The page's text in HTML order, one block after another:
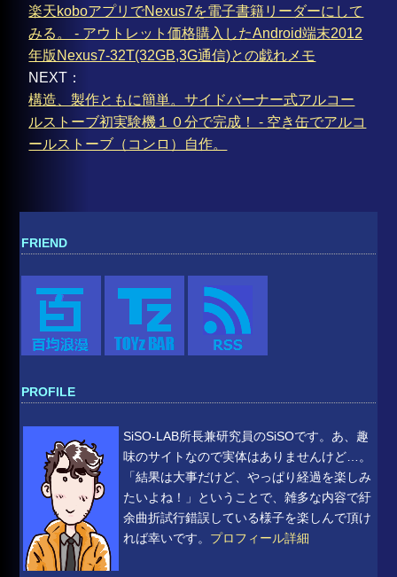
楽天koboアプリでNexus7を電子書籍リーダーにして
みる。 - アウトレット価格購入したAndroid端末2012
年版Nexus7-32T(32GB,3G通信)との戯れメモ
NEXT：
構造、製作ともに簡単。サイドバーナー式アルコー
ルストーブ初実験機１０分で完成！ - 空き缶でアルコ
ールストーブ（コンロ）自作。
FRIEND
PROFILE
SiSO-LAB所長兼研究員のSiSOです。あ、趣
味のサイトなので実体はありませんけど…。
「結果は大事だけど、やっぱり経過を楽しみ
たいよね！」ということで、雑多な内容で紆
余曲折試行錯誤している様子を楽しんで頂け
れば幸いです。 プロフィール詳細